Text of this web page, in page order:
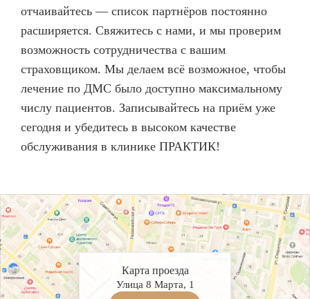
отчаивайтесь — список партнёров постоянно
расширяется. Свяжитесь с нами, и мы проверим
возможность сотрудничества с вашим
страховщиком. Мы делаем всё возможное, чтобы
лечение по ДМС было доступно максимальному
числу пациентов. Записывайтесь на приём уже
сегодня и убедитесь в высоком качестве
обслуживания в клинике ПРАКТИК!
Карта проезда
Улица 8 Марта, 1